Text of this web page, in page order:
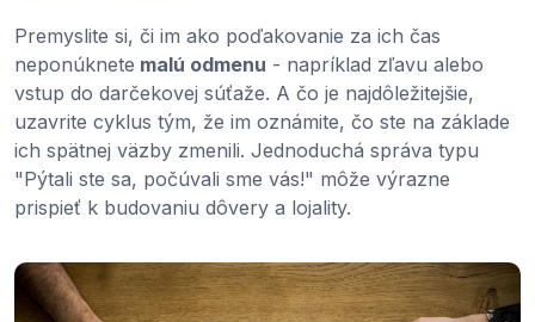
Premyslite si, či im ako poďakovanie za ich čas
neponúknete malú odmenu - napríklad zľavu alebo
vstup do darčekovej súťaže. A čo je najdôležitejšie,
uzavrite cyklus tým, že im oznámite, čo ste na základe
ich spätnej väzby zmenili. Jednoduchá správa typu
"Pýtali ste sa, počúvali sme vás!" môže výrazne
prispieť k budovaniu dôvery a lojality.